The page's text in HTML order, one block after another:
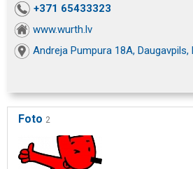
+371 65433323
www.wurth.lv
Andreja Pumpura 18A, Daugavpils,
Foto 2